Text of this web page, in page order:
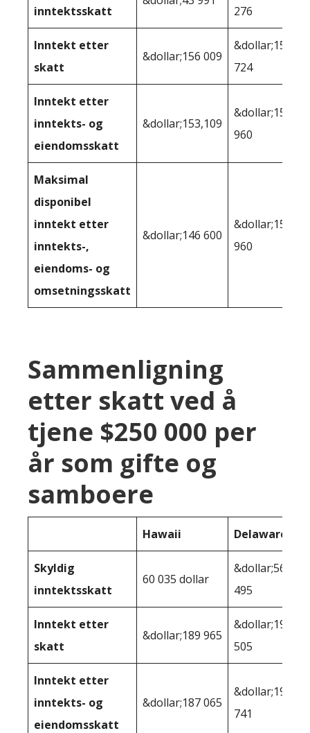
inntektsskatt 276
Inntekt etter
skatt
&dollar;156 009
&dollar;158
724
Inntekt etter
inntekts- og
eiendomsskatt
&dollar;153,109
&dollar;156
960
Maksimal
disponibel
inntekt etter
inntekts-,
eiendoms- og
omsetningsskatt
&dollar;146 600
&dollar;156
960
Sammenligning
etter skatt ved å
tjene $250 000 per
år som gifte og
samboere
Hawaii Delaware
Skyldig
inntektsskatt
60 035 dollar
&dollar;56
495
Inntekt etter
skatt
&dollar;189 965
&dollar;193
505
Inntekt etter
inntekts- og
eiendomsskatt
&dollar;187 065
&dollar;191
741